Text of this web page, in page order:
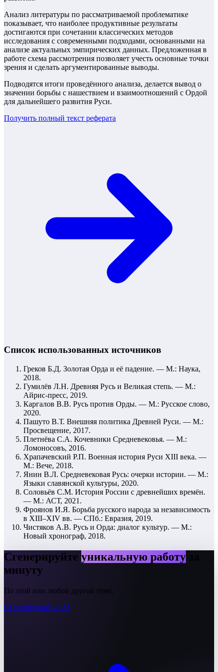
Анализ литературы по рассматриваемой проблематике
показывает, что наиболее продуктивные результаты
достигаются при сочетании классических методов
исследования с современными подходами, основанными на
анализе актуальных эмпирических данных. Предложенная в
работе схема рассмотрения позволяет учесть основные точки
зрения и сделать аргументированные выводы.
Подводятся итоги проведённого анализа, делается вывод о
значении борьбы с нашествием и взаимоотношений с Ордой
для дальнейшего развития Руси.
Получить полный текст реферата
Список использованных источников
Греков Б.Д. Золотая Орда и её падение. — М.: Наука,
2018.
Гумилёв Л.Н. Древняя Русь и Великая степь. — М.:
Айрис-пресс, 2019.
Каргалов В.В. Русь против Орды. — М.: Русское слово,
2020.
Пашуто В.Т. Внешняя политика Древней Руси. — М.:
Просвещение, 2017.
Плетнёва С.А. Кочевники Средневековья. — М.:
Ломоносовъ, 2016.
Храпачевский Р.П. Военная история Руси XIII века. —
М.: Вече, 2018.
Янин В.Л. Средневековая Русь: очерки истории. — М.:
Языки славянской культуры, 2020.
Соловьёв С.М. История России с древнейших времён.
— М.: АСТ, 2021.
Фроянов И.Я. Борьба русского народа за независимость
в XIII–XIV вв. — СПб.: Евразия, 2019.
Чистяков А.В. Русь и Орда: диалог культур. — М.:
Новый хронограф, 2018.
Сгенерируйте уникальную работу
минуту
По этой или любой другой теме.
Сгенерировать с AI